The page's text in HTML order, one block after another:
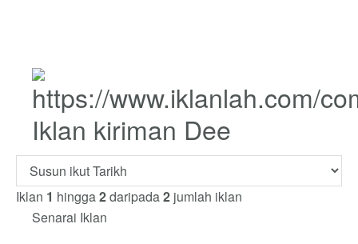
Iklan kiriman Dee
Iklan 1 hingga2daripada2 jumlah iklan
Senarai Iklan